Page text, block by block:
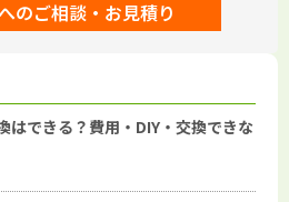
のご相談・お見積り
はできる？費用・DIY・交換できな